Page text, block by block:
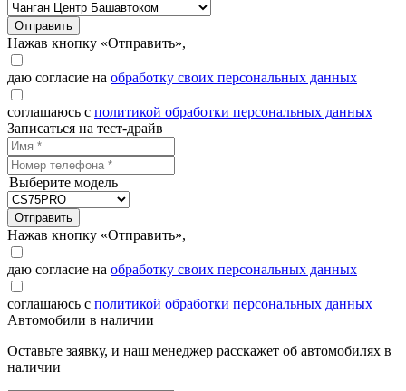
Отправить
Нажав кнопку «Отправить»,
даю согласие на обработку своих персональных данных
соглашаюсь с политикой обработки персональных данных
Записаться на тест-драйв
Выберите модель
Отправить
Нажав кнопку «Отправить»,
даю согласие на обработку своих персональных данных
соглашаюсь с политикой обработки персональных данных
Автомобили в наличии
Оставьте заявку, и наш менеджер расскажет об автомобилях в
наличии